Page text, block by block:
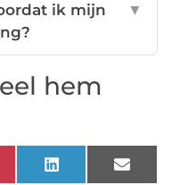
ik mijn
▼
hem
LinkedInEmail